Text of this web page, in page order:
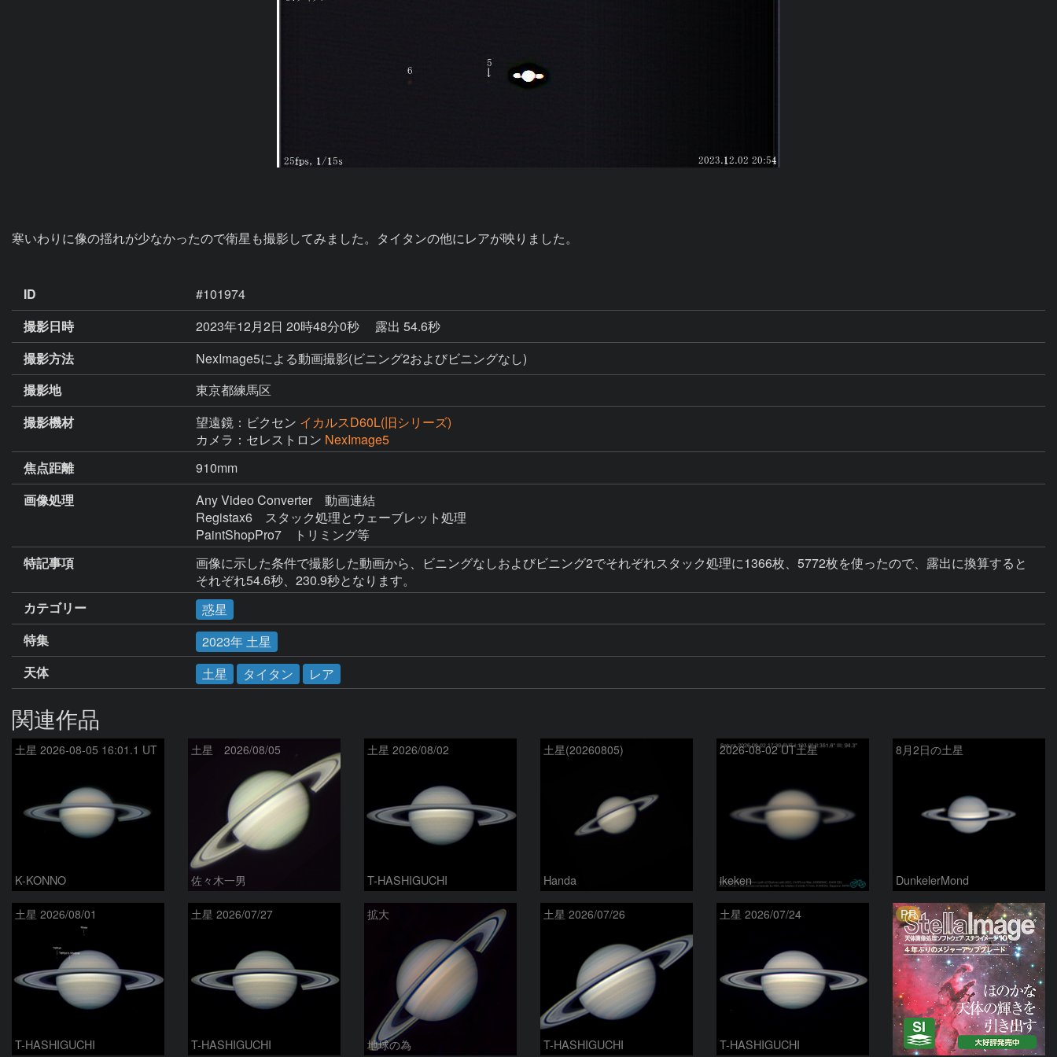
寒いわりに像の揺れが少なかったので衛星も撮影してみました。タイタンの他にレアが映りました。
ID
#101974
撮影日時
2023年12月2日 20時48分0秒
露出 54.6秒
撮影方法
NexImage5による動画撮影(ビニング2およびビニングなし)
撮影地
東京都練馬区
撮影機材
望遠鏡：ビクセン イカルスD60L(旧シリーズ)
カメラ：セレストロン NexImage5
焦点距離
910mm
画像処理
Any Video Converter　動画連結
Registax6　スタック処理とウェーブレット処理
PaintShopPro7　トリミング等
特記事項
画像に示した条件で撮影した動画から、ビニングなしおよびビニング2でそれぞれスタック処理に1366枚、5772枚を使ったので、露出に換算すると
カテゴリー
惑星
特集
2023年 土星
天体
土星 タイタン レア
関連作品
土星 2026-08-05 16:01.1 UT
K-KONNO
土星 2026/08/05
佐々木一男
土星 2026/08/02
T-HASHIGUCHI
土星(20260805)
Handa
2026-08-02 UT土星
ikeken
8月2日の土星
DunkelerMond
土星 2026/08/01
T-HASHIGUCHI
土星 2026/07/27
T-HASHIGUCHI
拡大
地球の為
土星 2026/07/26
T-HASHIGUCHI
土星 2026/07/24
T-HASHIGUCHI
PR